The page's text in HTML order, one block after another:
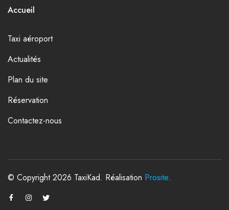
Accueil
Taxi aéroport
Actualités
Plan du site
Réservation
Contactez-nous
© Copyright 2026 TaxiKad. Réalisation Prosite.